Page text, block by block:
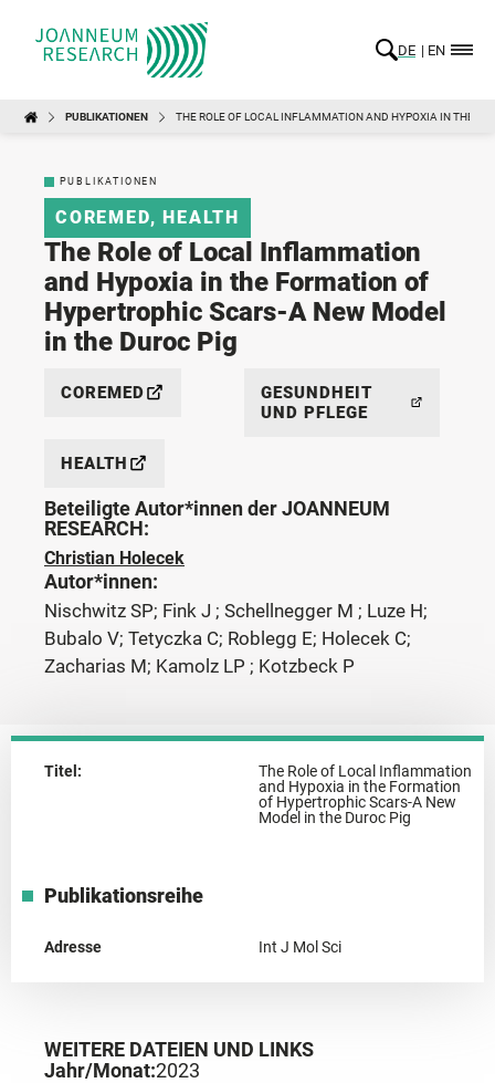
DE EN
PUBLIKATIONEN THE ROLE OF LOCAL INFLAMMATION AND HYPOXIA IN THE
PUBLIKATIONEN
COREMED,HEALTH
The Role of Local Inflammation
and Hypoxia in the Formation of
Hypertrophic Scars-A New Model
in the Duroc Pig
COREMED
HEALTH
GESUNDHEIT
UND PFLEGE
Beteiligte Autor*innen der JOANNEUM
RESEARCH:
Christian Holecek
Autor*innen:
Nischwitz SP; Fink J ; Schellnegger M ; Luze H;
Bubalo V; Tetyczka C; Roblegg E; Holecek C;
Zacharias M; Kamolz LP ; Kotzbeck P
Titel:
The Role of Local Inflammation
and Hypoxia in the Formation
of Hypertrophic Scars-A New
Model in the Duroc Pig
Publikationsreihe
Adresse Int J Mol Sci
WEITERE DATEIEN UND LINKS
Jahr/Monat:2023